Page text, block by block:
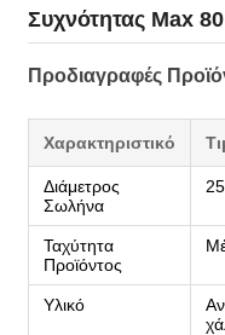
Συχνότητας Max
Προδιαγραφές
Χαρακτηριστικό
Διάμετρος
Σωλήνα
Ταχύτητα
Προϊόντος
Υλικό